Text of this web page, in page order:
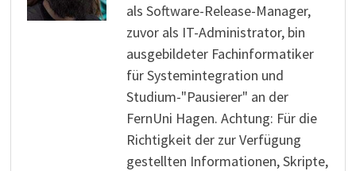
als Software-Release-Manager,
zuvor als IT-Administrator, bin
ausgebildeter Fachinformatiker
für Systemintegration und
Studium-"Pausierer" an der
FernUni Hagen. Achtung: Für die
Richtigkeit der zur Verfügung
gestellten Informationen, Skripte,